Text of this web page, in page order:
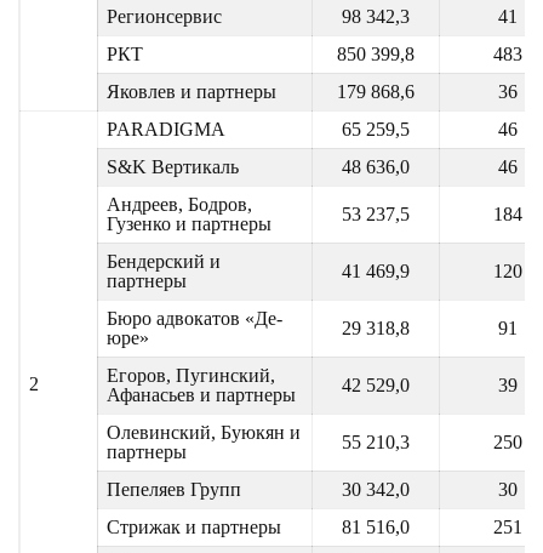
Регионсервис 98 342,3
41
РКТ
850 399,8
483
Яковлев и партнеры
179 868,6 36
2
PARADIGMA 65 259,5
46
S&K Вертикаль
48 636,0
46
Андреев, Бодров,
Гузенко и партнеры
53 237,5 184
Бендерский и
партнеры
41 469,9 120
Бюро адвокатов «Де-
юре»
29 318,8 91
Егоров, Пугинский,
Афанасьев и партнеры
42 529,0 39
Олевинский, Буюкян и
партнеры
55 210,3 250
Пепеляев Групп 30 342,0
30
Стрижак и партнеры
81 516,0
251